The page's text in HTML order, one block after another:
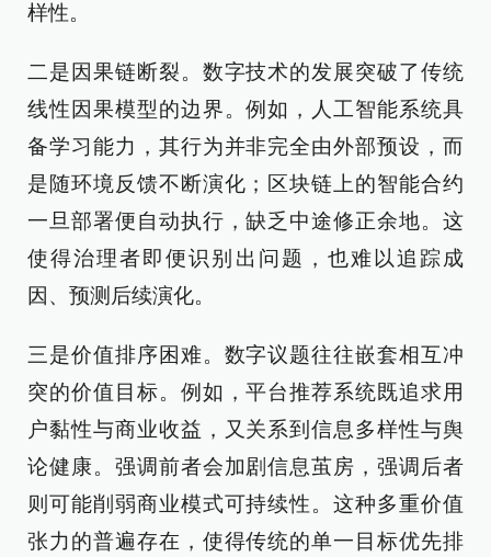
样性。
二是因果链断裂。数字技术的发展突破了传统
线性因果模型的边界。例如，人工智能系统具
备学习能力，其行为并非完全由外部预设，而
是随环境反馈不断演化；区块链上的智能合约
一旦部署便自动执行，缺乏中途修正余地。这
使得治理者即便识别出问题，也难以追踪成
因、预测后续演化。
三是价值排序困难。数字议题往往嵌套相互冲
突的价值目标。例如，平台推荐系统既追求用
户黏性与商业收益，又关系到信息多样性与舆
论健康。强调前者会加剧信息茧房，强调后者
则可能削弱商业模式可持续性。这种多重价值
张力的普遍存在，使得传统的单一目标优先排